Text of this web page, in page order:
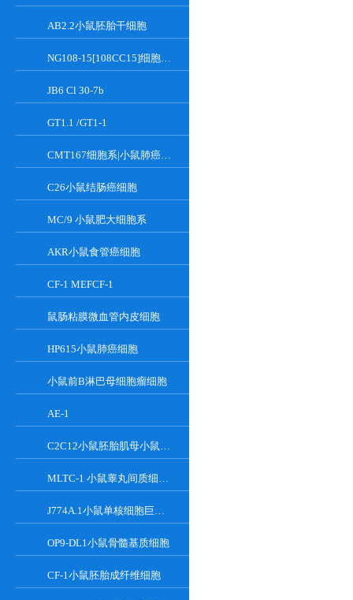
AB2.2小鼠胚胎干细胞
NG108-15[108CC15]细胞系|小鼠神经母瘤与大鼠胶质瘤之融合细胞
JB6 Cl 30-7b
GT1.1 /GT1-1
CMT167细胞系|小鼠肺癌细胞
C26小鼠结肠癌细胞
MC/9 小鼠肥大细胞系
AKR小鼠食管癌细胞
CF-1 MEFCF-1
鼠肠粘膜微血管内皮细胞
HP615小鼠肺癌细胞
小鼠前B淋巴母细胞瘤细胞
AE-1
C2C12小鼠胚胎肌母小鼠胚胎肌母细胞
MLTC-1 小鼠睾丸间质细胞瘤细胞系
J774A.1小鼠单核细胞巨噬细胞
OP9-DL1小鼠骨髓基质细胞
CF-1小鼠胚胎成纤维细胞